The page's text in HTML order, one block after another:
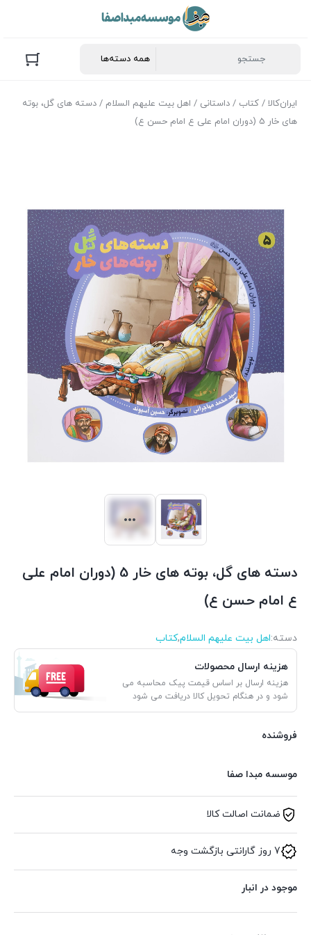
ایران‌کالا / کتاب / داستانی / اهل بیت علیهم السلام / دسته های گل، بوته
های خار 5 (دوران امام علی ع امام حسن ع)
دسته های گل، بوته های خار 5 (دوران امام علی
ع امام حسن ع)
دسته:اهل بیت علیهم السلام,کتاب
هزینه ارسال محصولات
هزینه ارسال بر اساس قیمت پیک محاسبه می
شود و در هنگام تحویل کالا دریافت می شود
فروشنده
موسسه مبدا صفا
ضمانت اصالت کالا
7 روز گارانتی بازگشت وجه
موجود در انبار